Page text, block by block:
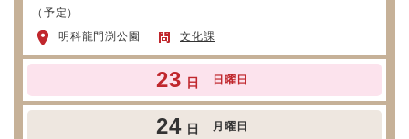
（予定）
明科龍門渕公園
文化課
23 日 日曜日
24 日 月曜日